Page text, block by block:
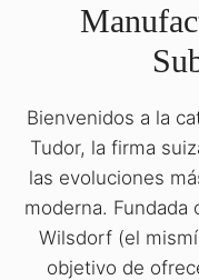
Bienvenidos a la
Tudor, la firma
las evoluciones
moderna. Fundada
Wilsdorf (el
objetivo de